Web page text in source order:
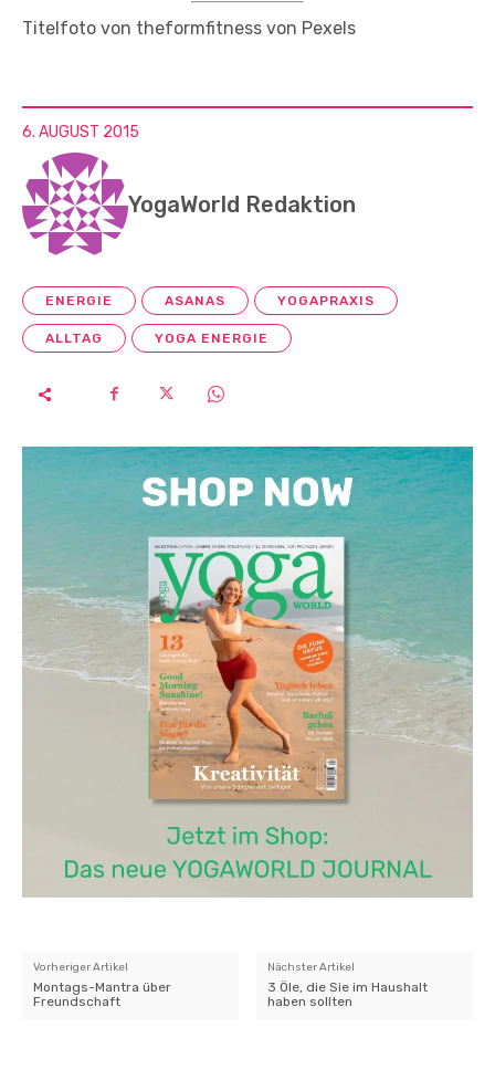
Titelfoto von theformfitness von Pexels
6. AUGUST 2015
YogaWorld Redaktion
ENERGIE ASANAS YOGAPRAXIS
ALLTAG YOGA ENERGIE
Vorheriger Artikel
Montags-Mantra über
Freundschaft
Nächster Artikel
3 Öle, die Sie im Haushalt
haben sollten